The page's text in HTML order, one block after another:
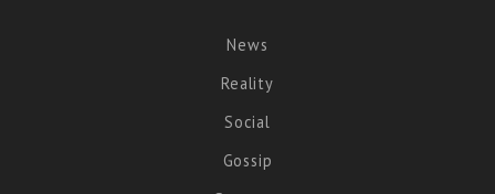
News
Reality
Social
Gossip